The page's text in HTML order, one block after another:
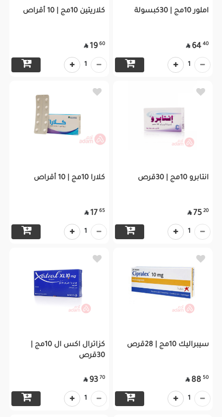
املور 10مج | 30كبسولة
40
64

1
كلاريتين 10مج | 10 أقراص
60
19

1
انتابرو 10مج | 30قرص
20
75

1
كلارا 10مج | 10 أقراص
65
17

1
سيبراليك 10مج | 28قرص
50
88

1
كزاترال اكس ال 10مج |
30قرص
70
93

1